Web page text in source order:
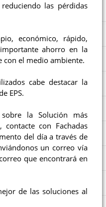
las pérdidas
económico, rápido,
ahorro en la
con el medio ambiente.
cabe destacar la
EPS.
la Solución más
contacte con Fachadas
del día a través de
un correo vía
que encontrará en
de las soluciones al